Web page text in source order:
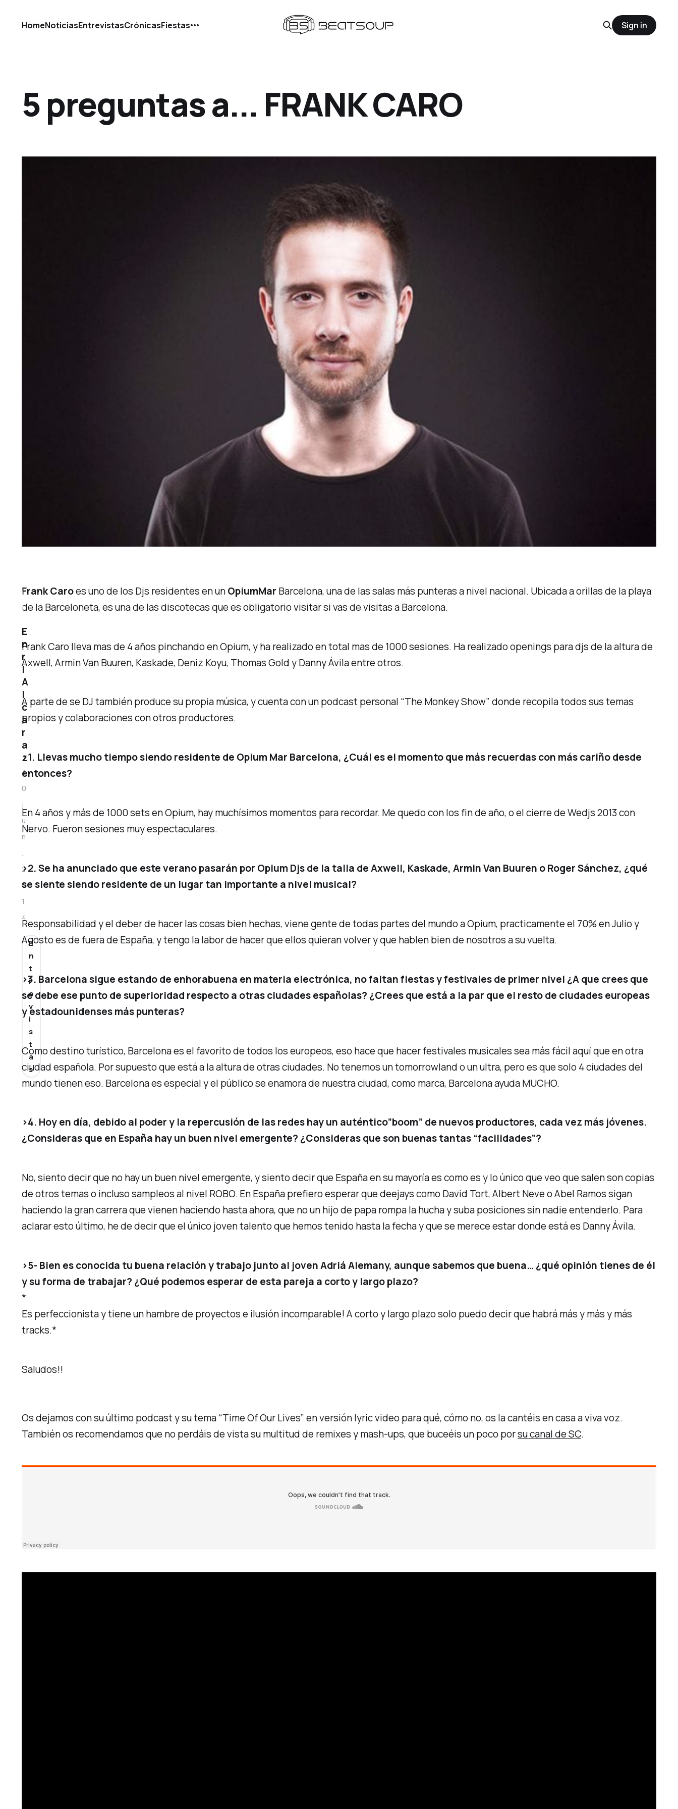
HomeNoticiasEntrevistasCrónicasFiestas Sign in
5 preguntas a... FRANK CARO
Frank Caroes uno de los Djs residentes en unOpiumMar Barcelona, una de las salas más punteras a nivel nacional. Ubicada a orillas de la playa
de la Barceloneta, es una de las discotecas que es obligatorio visitar si vas de visitas a Barcelona.
Frank Caro lleva mas de 4 años pinchando en Opium, y ha realizado en total mas de 1000 sesiones. Ha realizado openings para djs de la altura de
Axwell, Armin Van Buuren, Kaskade, Deniz Koyu, Thomas Gold y Danny Ávila entre otros.
A parte de se DJ también produce su propia música, y cuenta con un podcast personal “The Monkey Show”donde recopila todos sus temas
propios y colaboraciones con otros productores.
>1. Llevas mucho tiempo siendo residente de Opium Mar Barcelona, ¿Cuál es el momento que más recuerdas con más cariño desde
entonces?
En 4 años y más de 1000 sets en Opium, hay muchísimos momentos para recordar. Me quedo con los fin de año, o el cierre de Wedjs 2013 con
Nervo. Fueron sesiones muy espectaculares.
>2. Se ha anunciado que este verano pasarán por Opium Djs de la talla de Axwell, Kaskade, Armin Van Buuren o Roger Sánchez, ¿qué
se siente siendo residente de un lugar tan importante a nivel musical?
Responsabilidad y el deber de hacer las cosas bien hechas, viene gente de todas partes del mundo a Opium, practicamente el 70% en Julio y
Agosto es de fuera de España, y tengo la labor de hacer que ellos quieran volver y que hablen bien de nosotros a su vuelta.
>3. Barcelona sigue estando de enhorabuena en materia electrónica, no faltan fiestas y festivales de primer nivel ¿A que crees que
se debe ese punto de superioridad respecto a otras ciudades españolas? ¿Crees que está a la par que el resto de ciudades europeas
y estadounidenses más punteras?
Como destino turístico, Barcelona es el favorito de todos los europeos, eso hace que hacer festivales musicales sea más fácil aquí que en otra
ciudad española. Por supuesto que está a la altura de otras ciudades. No tenemos un tomorrowland o un ultra, pero es que solo 4 ciudades del
mundo tienen eso. Barcelona es especial y el público se enamora de nuestra ciudad, como marca, Barcelona ayuda MUCHO.
>4. Hoy en día, debido al poder y la repercusión de las redes hay un auténtico”boom” de nuevos productores, cada vez más jóvenes.
¿Consideras que en España hay un buen nivel emergente? ¿Consideras que son buenas tantas “facilidades”?
No, siento decir que no hay un buen nivel emergente, y siento decir que España en su mayoría es como es y lo único que veo que salen son copias
de otros temas o incluso sampleos al nivel ROBO. En España prefiero esperar que deejays como David Tort, Albert Neve o Abel Ramos sigan
haciendo la gran carrera que vienen haciendo hasta ahora, que no un hijo de papa rompa la hucha y suba posiciones sin nadie entenderlo. Para
aclarar esto último, he de decir que el único joven talento que hemos tenido hasta la fecha y que se merece estar donde está es Danny Ávila.
>5- Bien es conocida tu buena relación y trabajo junto al joven Adriá Alemany, aunque sabemos que buena… ¿qué opinión tienes de él
y su forma de trabajar? ¿Qué podemos esperar de esta pareja a corto y largo plazo?
*
Es perfeccionista y tiene un hambre de proyectos e ilusión incomparable! A corto y largo plazo solo puedo decir que habrá más y más y más
tracks.*
Saludos!!
Os dejamos con su último podcast y su tema“Time Of Our Lives”en versión lyric video para qué, cómo no, os la cantéis en casa a viva voz.
También os recomendamos que no perdáis de vista su multitud de remixes y mash-ups, que buceéis un poco porsu canal de SC.
E
n
r
i
A
l
c
a
r
a
z
3
0
j
u
n
2
0
1
4
E
n
t
r
e
v
i
s
t
a
s